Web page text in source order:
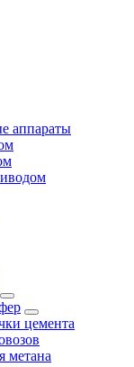
аппараты
цемента
метана